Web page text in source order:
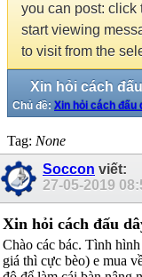
you can post: click
start viewing
to visit from the
Xin hỏi cách
Chủ đề: Xin hỏi cách
Tag: None
Soccon viết:
27-05-2019
Xin hỏi cách đấu
Chào các bác. Tình
giá thì cực bèo) e mua